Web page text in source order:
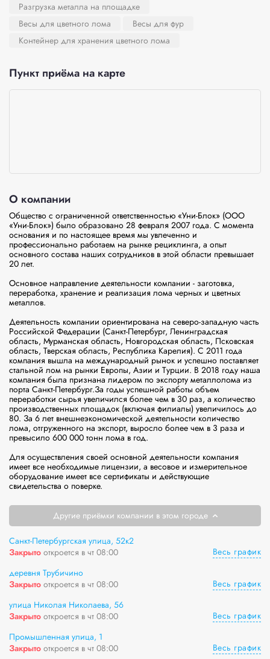
Разгрузка металла на площадке
Весы для цветного лома
Весы для фур
Контейнер для хранения цветного лома
Пункт приёма на карте
О компании
Общество с ограниченной ответственностью «Уни-Блок» (ООО
«Уни-Блок») было образовано 28 февраля 2007 года. С момента
основания и по настоящее время мы увлеченно и
профессионально работаем на рынке рециклинга, а опыт
основного состава наших сотрудников в этой области превышает
20 лет.
Основное направление деятельности компании - заготовка,
переработка, хранение и реализация лома черных и цветных
металлов.
Деятельность компании ориентирована на северо-западную часть
Российской Федерации (Санкт-Петербург, Ленинградская
область, Мурманская область, Новгородская область, Псковская
область, Тверская область, Республика Карелия). С 2011 года
компания вышла на международный рынок и успешно поставляет
стальной лом на рынки Европы, Азии и Турции. В 2018 году наша
компания была признана лидером по экспорту металлолома из
порта Санкт-Петербург.За годы успешной работы объем
переработки сырья увеличился более чем в 30 раз, а количество
производственных площадок (включая филиалы) увеличилось до
80. За 6 лет внешнеэкономической деятельности количество
лома, отгруженного на экспорт, выросло более чем в 3 раза и
превысило 600 000 тонн лома в год.
Для осуществления своей основной деятельности компания
имеет все необходимые лицензии, а весовое и измерительное
оборудование имеет все сертификаты и действующие
свидетельства о поверке.
Другие приёмки компании в этом городе
Санкт-Петербургская улица, 52к2
Закрыто откроется в чт 08:00
Весь график
деревня Трубичино
Закрыто откроется в чт 08:00
Весь график
улица Николая Николаева, 56
Закрыто откроется в чт 08:00
Весь график
Промышленная улица, 1
Закрыто откроется в чт 08:00 Весь график